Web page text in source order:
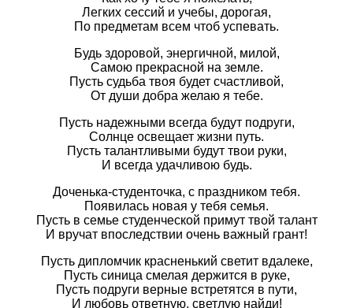
Легких сессий и учебы, дорогая,
По предметам всем чтоб успевать.
Будь здоровой, энергичной, милой,
Самою прекрасной на земле.
Пусть судьба твоя будет счастливой,
От души добра желаю я тебе.
Пусть надежными всегда будут подруги,
Солнце освещает жизни путь.
Пусть талантливыми будут твои руки,
И всегда удачливою будь.
Доченька-студенточка, с праздником тебя.
Появилась новая у тебя семья.
Пусть в семье студенческой примут твой талант
И вручат впоследствии очень важный грант!
Пусть дипломчик красненький светит вдалеке,
Пусть синица смелая держится в руке,
Пусть подруги верные встретятся в пути,
И любовь ответную, светлую найди!